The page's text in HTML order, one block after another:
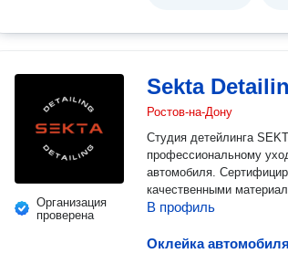
Организация
проверена
Sekta
Ростов-на-Дону
Студия детейлинга
профессиональному
автомобиля.
качественными
В профиль